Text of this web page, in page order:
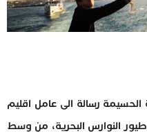
رسالة الى عامل اقليم
النوارس البحرية، من وسط